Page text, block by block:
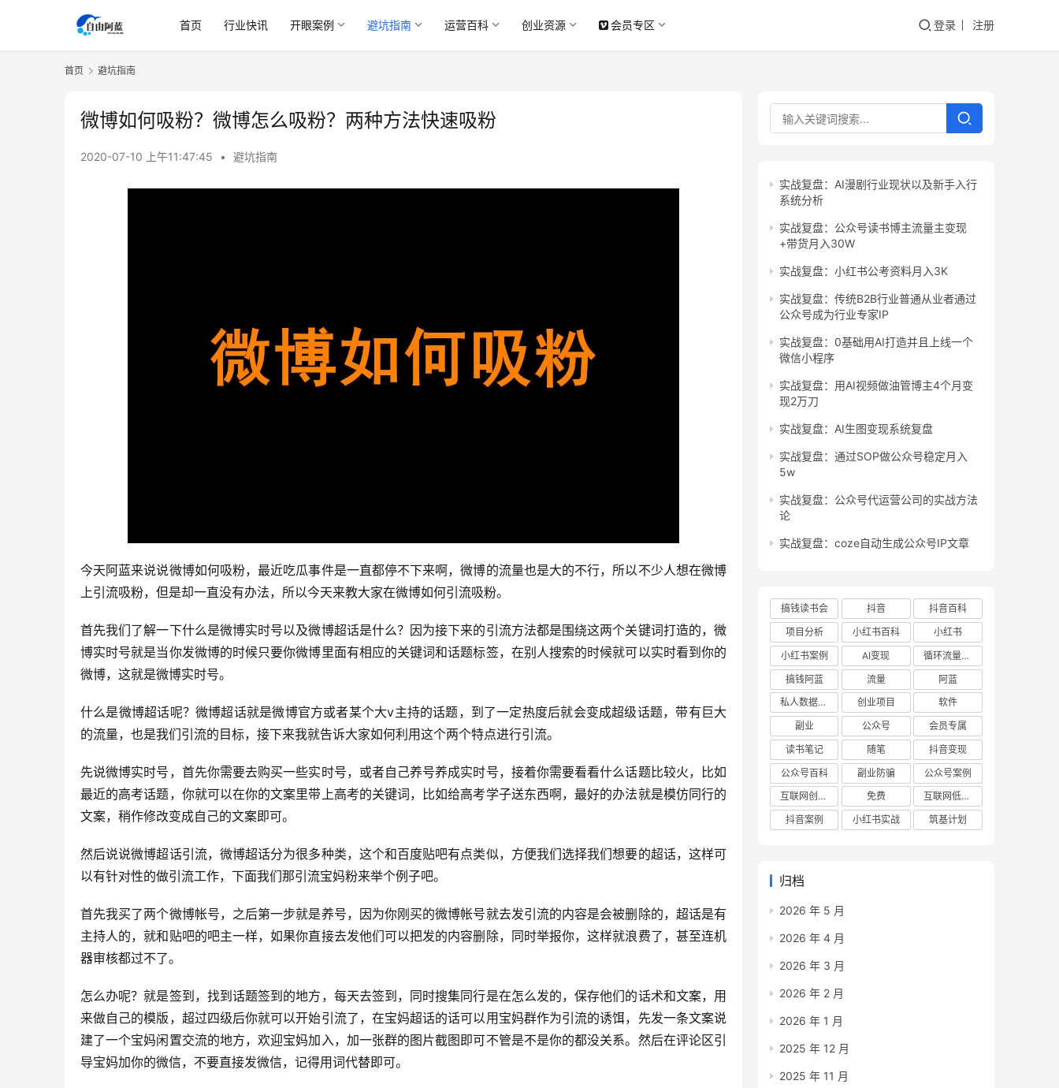
首页 行业快讯 开眼案例 避坑指南 运营百科 创业资源 会员专区 登录 注册
首页 避坑指南
微博如何吸粉？微博怎么吸粉？两种方法快速吸粉
2020-07-10 上午11:47:45 • 避坑指南
今天阿蓝来说说微博如何吸粉，最近吃瓜事件是一直都停不下来啊，微博的流量也是大的不行，所以不少人想在微博
上引流吸粉，但是却一直没有办法，所以今天来教大家在微博如何引流吸粉。
首先我们了解一下什么是微博实时号以及微博超话是什么？因为接下来的引流方法都是围绕这两个关键词打造的，微
博实时号就是当你发微博的时候只要你微博里面有相应的关键词和话题标签，在别人搜索的时候就可以实时看到你的
微博，这就是微博实时号。
什么是微博超话呢？微博超话就是微博官方或者某个大v主持的话题，到了一定热度后就会变成超级话题，带有巨大
的流量，也是我们引流的目标，接下来我就告诉大家如何利用这个两个特点进行引流。
先说微博实时号，首先你需要去购买一些实时号，或者自己养号养成实时号，接着你需要看看什么话题比较火，比如
最近的高考话题，你就可以在你的文案里带上高考的关键词，比如给高考学子送东西啊，最好的办法就是模仿同行的
文案，稍作修改变成自己的文案即可。
然后说说微博超话引流，微博超话分为很多种类，这个和百度贴吧有点类似，方便我们选择我们想要的超话，这样可
以有针对性的做引流工作，下面我们那引流宝妈粉来举个例子吧。
首先我买了两个微博帐号，之后第一步就是养号，因为你刚买的微博帐号就去发引流的内容是会被删除的，超话是有
主持人的，就和贴吧的吧主一样，如果你直接去发他们可以把发的内容删除，同时举报你，这样就浪费了，甚至连机
器审核都过不了。
怎么办呢？就是签到，找到话题签到的地方，每天去签到，同时搜集同行是在怎么发的，保存他们的话术和文案，用
来做自己的模版，超过四级后你就可以开始引流了，在宝妈超话的话可以用宝妈群作为引流的诱饵，先发一条文案说
建了一个宝妈闲置交流的地方，欢迎宝妈加入，加一张群的图片截图即可不管是不是你的都没关系。然后在评论区引
导宝妈加你的微信，不要直接发微信，记得用词代替即可。
实战复盘：AI漫剧行业现状以及新手入行
系统分析
实战复盘：公众号读书博主流量主变现
+带货月入30W
实战复盘：小红书公考资料月入3K
实战复盘：传统B2B行业普通从业者通过
公众号成为行业专家IP
实战复盘：0基础用AI打造并且上线一个
微信小程序
实战复盘：用AI视频做油管博主4个月变
现2万刀
实战复盘：AI生图变现系统复盘
实战复盘：通过SOP做公众号稳定月入
5w
实战复盘：公众号代运营公司的实战方法
论
实战复盘：coze自动生成公众号IP文章
搞钱读书会 抖音
抖音百科
项目分析
小红书百科
小红书
小红书案例
AI变现
循环流量实验室
搞钱阿蓝
流量
阿蓝
私人数据库项目
创业项目
软件
副业
公众号
会员专属
读书笔记
随笔
抖音变现
公众号百科
副业防骗
公众号案例
互联网创业项目
免费
互联网低成本创业项目
抖音案例
小红书实战 筑基计划
归档
2026 年 5 月
2026 年 4 月
2026 年 3 月
2026 年 2 月
2026 年 1 月
2025 年 12 月
2025 年 11 月